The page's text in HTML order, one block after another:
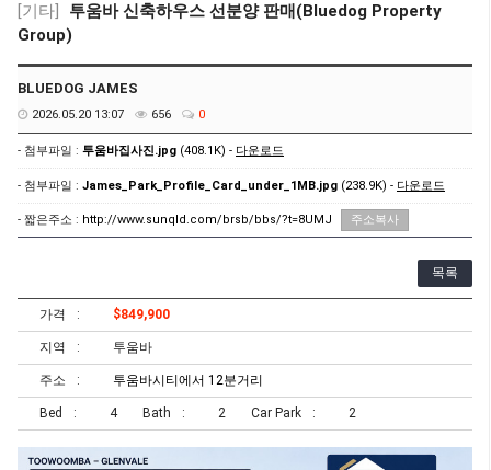
[기타]
투움바 신축하우스 선분양 판매(Bluedog Property
Group)
BLUEDOG JAMES
2026.05.20 13:07 656 0
- 첨부파일 : 투움바집사진.jpg (408.1K) - 다운로드
- 첨부파일 : James_Park_Profile_Card_under_1MB.jpg (238.9K) - 다운로드
- 짧은주소 : http://www.sunqld.com/brsb/bbs/?t=8UMJ 주소복사
목록
가격 $849,900
지역 투움바
주소 투움바시티에서 12분거리
Bed 4 Bath 2 Car Park 2